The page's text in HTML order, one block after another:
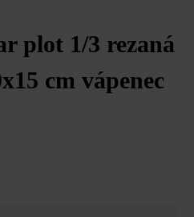
plot 1/3 rezaná
cm vápenec